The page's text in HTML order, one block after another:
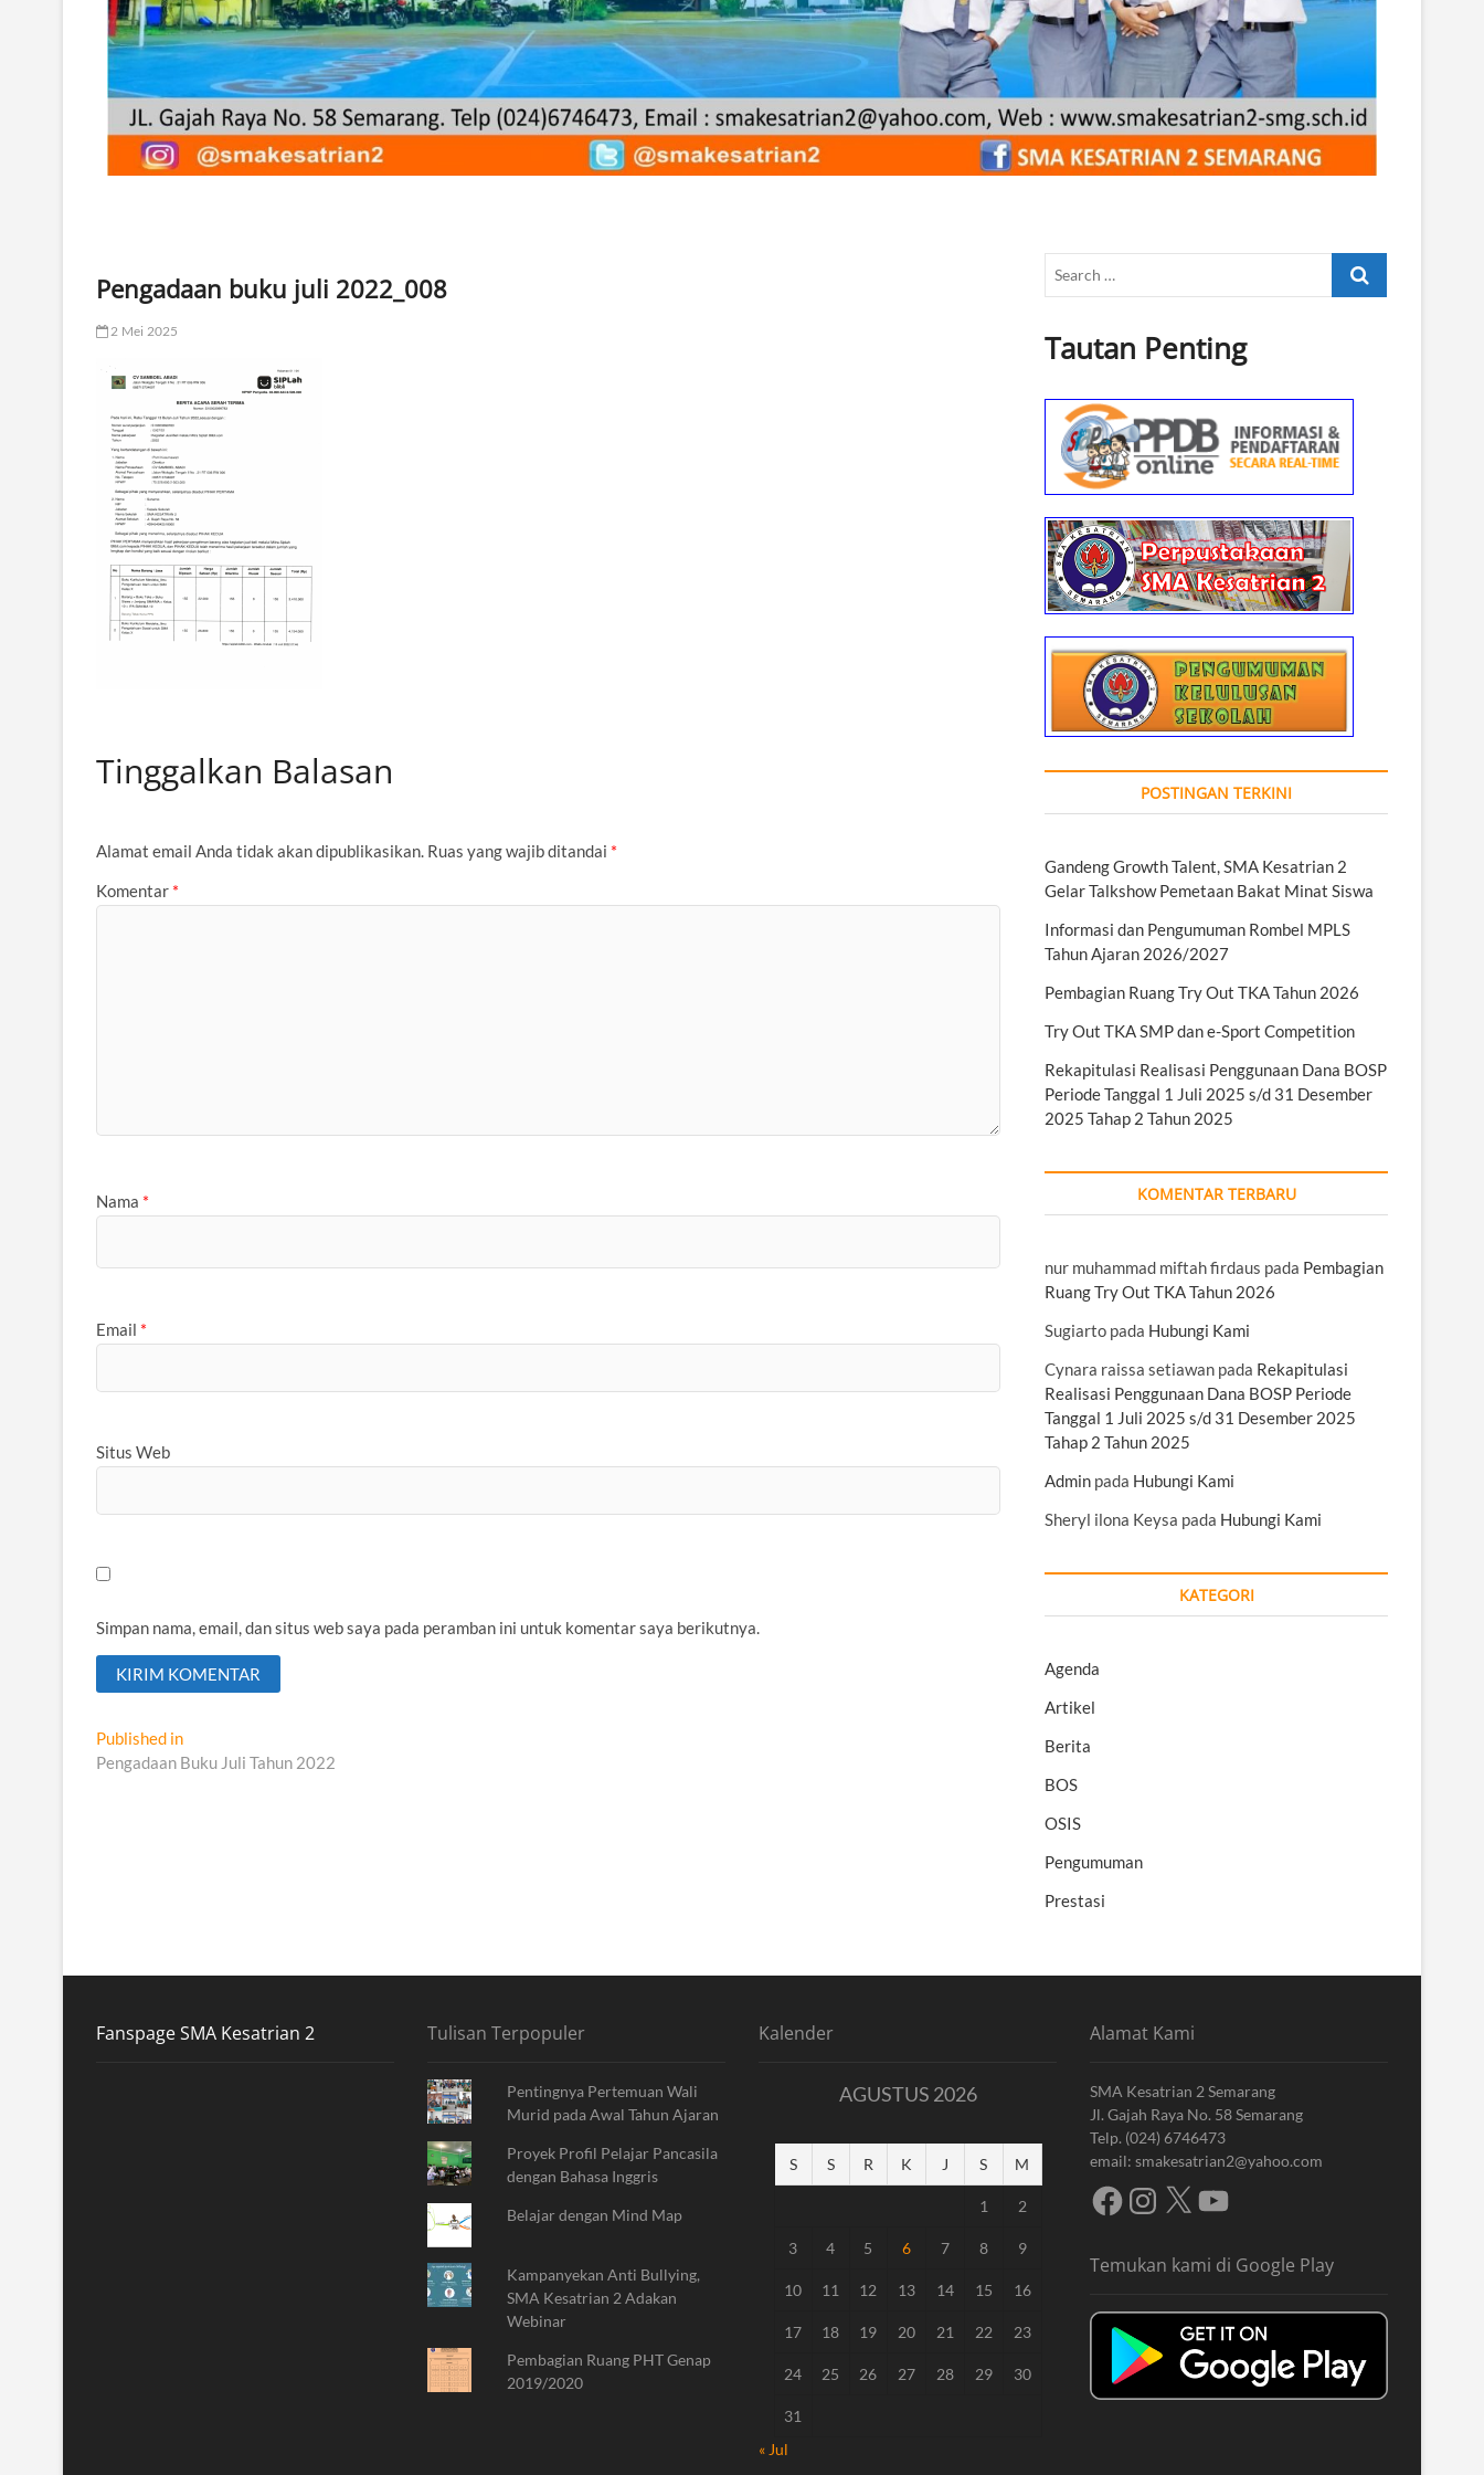
Pengadaan buku juli 2022_008
2 Mei 2025
Tinggalkan Balasan
Alamat email Anda tidak akan dipublikasikan. Ruas yang wajib ditandai *
Komentar *
Nama *
Email *
Situs Web
Simpan nama, email, dan situs web saya pada peramban ini untuk komentar saya berikutnya.
Navigasi
pos
Published in
Pengadaan Buku Juli Tahun 2022
Search
Tautan Penting
POSTINGAN TERKINI
Gandeng Growth Talent, SMA Kesatrian 2
Gelar Talkshow Pemetaan Bakat Minat Siswa
Informasi dan Pengumuman Rombel MPLS
Tahun Ajaran 2026/2027
Pembagian Ruang Try Out TKA Tahun 2026
Try Out TKA SMP dan e-Sport Competition
Rekapitulasi Realisasi Penggunaan Dana BOSP
Periode Tanggal 1 Juli 2025 s/d 31 Desember
2025 Tahap 2 Tahun 2025
KOMENTAR TERBARU
nur muhammad miftah firdaus pada Pembagian
Ruang Try Out TKA Tahun 2026
Sugiarto pada Hubungi Kami
Cynara raissa setiawan pada Rekapitulasi
Realisasi Penggunaan Dana BOSP Periode
Tanggal 1 Juli 2025 s/d 31 Desember 2025
Tahap 2 Tahun 2025
Admin pada Hubungi Kami
Sheryl ilona Keysa pada Hubungi Kami
KATEGORI
Agenda
Artikel
Berita
BOS
OSIS
Pengumuman
Prestasi
Fanspage SMA Kesatrian 2 Tulisan Terpopuler
Pentingnya Pertemuan Wali
Murid pada Awal Tahun Ajaran
Proyek Profil Pelajar Pancasila
dengan Bahasa Inggris
Belajar dengan Mind Map
Kampanyekan Anti Bullying,
SMA Kesatrian 2 Adakan
Webinar
Pembagian Ruang PHT Genap
2019/2020
Kalender
AGUSTUS 2026
S S R K J S M
1 2
3 4 5 6 7 8 9
10 11 12 13 14 15 16
17 18 19 20 21 22 23
24 25 26 27 28 29 30
31
« Jul
Alamat Kami
SMA Kesatrian 2 Semarang
Jl. Gajah Raya No. 58 Semarang
Telp. (024) 6746473
email: smakesatrian2@yahoo.com
FacebookInstagram
X YouTube
Temukan kami di Google Play